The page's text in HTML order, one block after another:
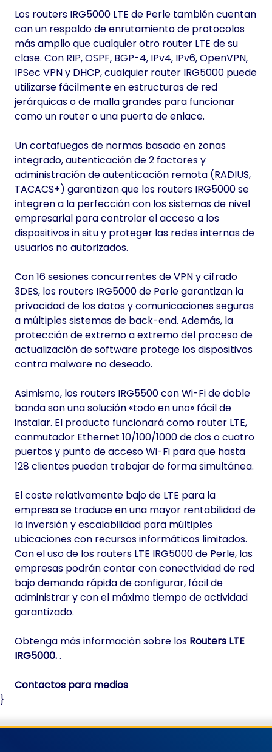
Los routers IRG5000 LTE de Perle también cuentan
con un respaldo de enrutamiento de protocolos
más amplio que cualquier otro router LTE de su
clase. Con RIP, OSPF, BGP-4, IPv4, IPv6, OpenVPN,
IPSec VPN y DHCP, cualquier router IRG5000 puede
utilizarse fácilmente en estructuras de red
jerárquicas o de malla grandes para funcionar
como un router o una puerta de enlace.
Un cortafuegos de normas basado en zonas
integrado, autenticación de 2 factores y
administración de autenticación remota (RADIUS,
TACACS+) garantizan que los routers IRG5000 se
integren a la perfección con los sistemas de nivel
empresarial para controlar el acceso a los
dispositivos in situ y proteger las redes internas de
usuarios no autorizados.
Con 16 sesiones concurrentes de VPN y cifrado
3DES, los routers IRG5000 de Perle garantizan la
privacidad de los datos y comunicaciones seguras
a múltiples sistemas de back-end. Además, la
protección de extremo a extremo del proceso de
actualización de software protege los dispositivos
contra malware no deseado.
Asimismo, los routers IRG5500 con Wi-Fi de doble
banda son una solución «todo en uno» fácil de
instalar. El producto funcionará como router LTE,
conmutador Ethernet 10/100/1000 de dos o cuatro
puertos y punto de acceso Wi-Fi para que hasta
128 clientes puedan trabajar de forma simultánea.
El coste relativamente bajo de LTE para la
empresa se traduce en una mayor rentabilidad de
la inversión y escalabilidad para múltiples
ubicaciones con recursos informáticos limitados.
Con el uso de los routers LTE IRG5000 de Perle, las
empresas podrán contar con conectividad de red
bajo demanda rápida de configurar, fácil de
administrar y con el máximo tiempo de actividad
garantizado.
Obtenga más información sobre los Routers LTE
IRG5000..
Contactos para medios
}